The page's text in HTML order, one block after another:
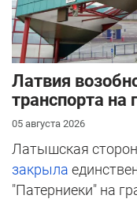
Латвия
транспорта на
05 августа 2026
Латышская
закрыла
"Патерниеки" на